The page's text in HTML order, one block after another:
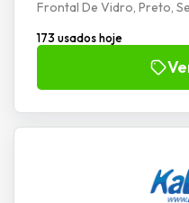
Frontal De Vidro, Preto,
173 usados hoje